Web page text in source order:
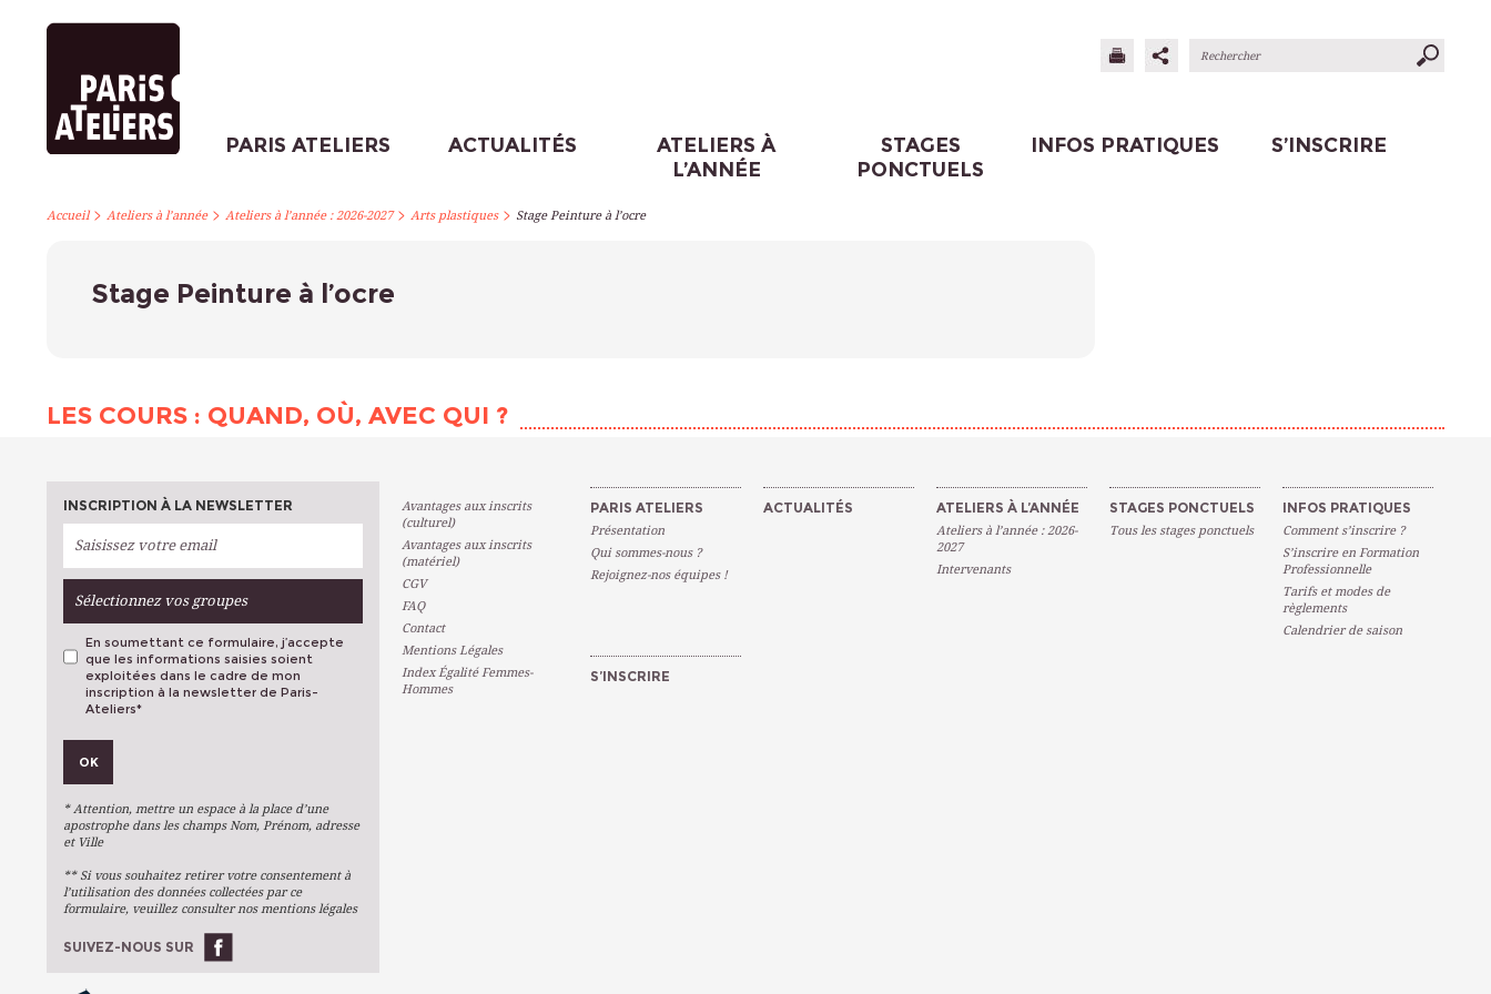
PARIS ATELIERS ACTUALITÉS
ATELIERS À
L’ANNÉE
STAGES
PONCTUELS
INFOS PRATIQUES S’INSCRIRE
Accueil> Ateliers à l’année> Ateliers à l’année : 2026-2027> Arts plastiques> Stage Peinture à l’ocre
Stage Peinture à l’ocre
LES COURS : QUAND, OÙ, AVEC QUI ?
INSCRIPTION À LA NEWSLETTER
Sélectionnez vos groupes
Métiers D'art
Arts Du Texte
Stages Ponctuels
Ateliers À L'année
OK
En soumettant ce formulaire, j’accepte
que les informations saisies soient
exploitées dans le cadre de mon
inscription à la newsletter de Paris-
Ateliers*
OK
* Attention, mettre un espace à la place d’une
apostrophe dans les champs Nom, Prénom, adresse
et Ville
** Si vous souhaitez retirer votre consentement à
l’utilisation des données collectées par ce
formulaire, veuillez consulter nos mentions légales
SUIVEZ-NOUS SUR
Avantages aux inscrits
(culturel)
Avantages aux inscrits
(matériel)
CGV
FAQ
Contact
Mentions Légales
Index Égalité Femmes-
Hommes
PARIS ATELIERS
Présentation
Qui sommes-nous ?
Rejoignez-nos équipes !
ACTUALITÉS ATELIERS À L’ANNÉE
Ateliers à l’année : 2026-
2027
Intervenants
STAGES PONCTUELS
Tous les stages ponctuels
INFOS PRATIQUES
Comment s’inscrire ?
S’inscrire en Formation
Professionnelle
Tarifs et modes de
règlements
Calendrier de saison
S’INSCRIRE